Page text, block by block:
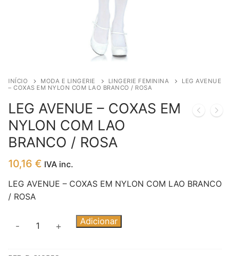
INÍCIO MODA E LINGERIE LINGERIE FEMININA
LEG AVENUE
– COXAS EM NYLON COM LAO BRANCO / ROSA
LEG AVENUE – COXAS EM
NYLON COM LAO
BRANCO / ROSA
10,16 € IVA inc.
LEG AVENUE – COXAS EM NYLON COM LAO BRANCO
/ ROSA
Quantidade
- + Adicionar